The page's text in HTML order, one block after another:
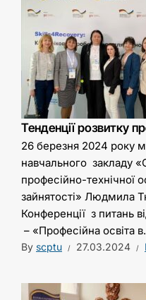
Тенденції розвитку
26 березня 2024 року
навчального закладу
професійно-технічної
зайнятості» Людмила
Конференції з питань
– «Професійна освіта
By scptu 27.03.2024